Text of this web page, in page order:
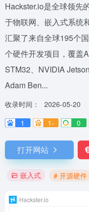
Hackster.io是全球领先
于物联网、嵌入式系统
汇聚了来自全球195个
个硬件开发项目，覆盖
STM32、NVIDIA
Adam Ben...
收录时间：
2026-05-20
1
1- 0
打开网站
嵌入式 # 开源硬件
Hackster.io